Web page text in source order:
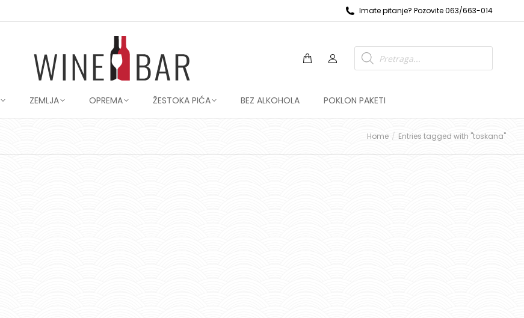
Imate pitanje? Pozovite 063/663-014
ZEMLJA OPREMA ŽESTOKA PIĆA BEZ ALKOHOLA POKLON PAKETI
Home Entries tagged with "toskana"